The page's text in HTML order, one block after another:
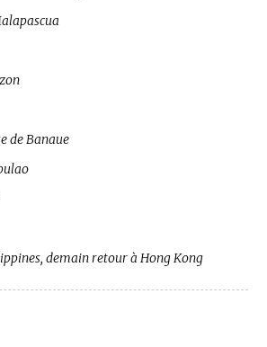
de Banaue
demain retour à Hong Kong